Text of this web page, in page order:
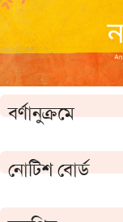
বর্ণানুক্রমে
নোটিশ বোর্ড